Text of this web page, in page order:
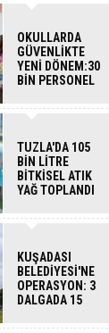
OKULLARDA
GÜVENLİKTE
YENİ DÖNEM:30
BİN PERSONEL
DEDEKTÖRLÜ
TUZLA'DA 105
BİN LİTRE
BİTKİSEL ATIK
YAĞ TOPLANDI
KUŞADASI
BELEDİYESİ'NE
OPERASYON: 3
DALGADA 15